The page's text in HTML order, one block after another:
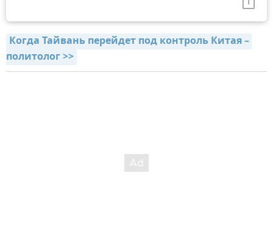
Когда Тайвань перейдет под контроль Китая –
политолог >>